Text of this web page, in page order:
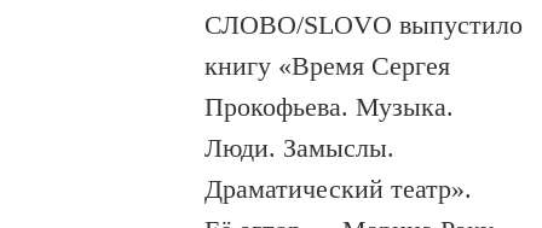
СЛОВО/SLOVO выпустило
книгу «Время Сергея
Прокофьева. Музыка.
Люди. Замыслы.
Драматический театр».